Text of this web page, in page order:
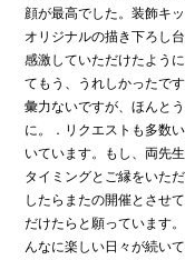
顔が最高でした。装飾キ
オリジナルの描き下ろし
感激していただけたよう
てもう、うれしかったで
彙力ないですが、ほんとう
に。．リクエストも多数
いています。もし、両先
タイミングとご縁をいただ
したらまたの開催とさせ
だけたらと願っています
んなに楽しい日々が続い